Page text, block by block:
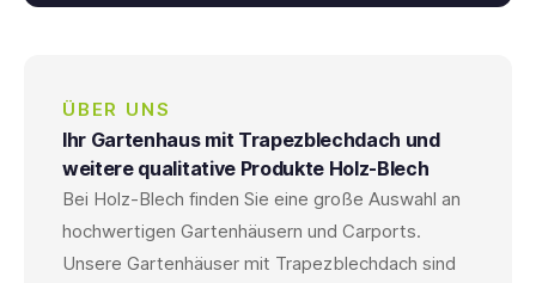
ÜBER UNS
Ihr Gartenhaus mit Trapezblechdach und
weitere qualitative Produkte Holz-Blech
Bei Holz-Blech finden Sie eine große Auswahl an
hochwertigen Gartenhäusern und Carports.
Unsere Gartenhäuser mit Trapezblechdach sind